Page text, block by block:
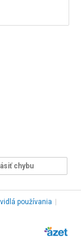
chybu
používania